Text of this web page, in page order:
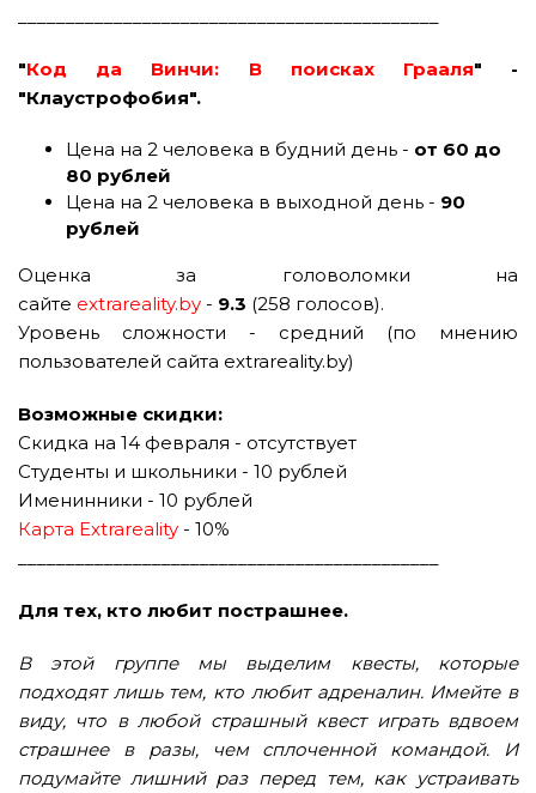
"Код да Винчи: В поисках Грааля" -
"Клаустрофобия".
Цена на 2 человека в будний день - от 60 до
80 рублей
Цена на 2 человека в выходной день - 90
рублей
Оценка за головоломки на
сайте extrareality.by - 9.3 (258 голосов).
Уровень сложности - средний (по мнению
пользователей сайта extrareality.by)
Возможные скидки:
Скидка на 14 февраля - отсутствует
Студенты и школьники - 10 рублей
Именинники - 10 рублей
Карта Extrareality - 10%
Для тех, кто любит пострашнее.
В этой группе мы выделим квесты, которые
подходят лишь тем, кто любит адреналин. Имейте в
виду, что в любой страшный квест играть вдвоем
страшнее в разы, чем сплоченной командой. И
подумайте лишний раз перед тем, как устраивать